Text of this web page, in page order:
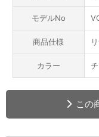
モデルNo
商品仕様
カラー
この